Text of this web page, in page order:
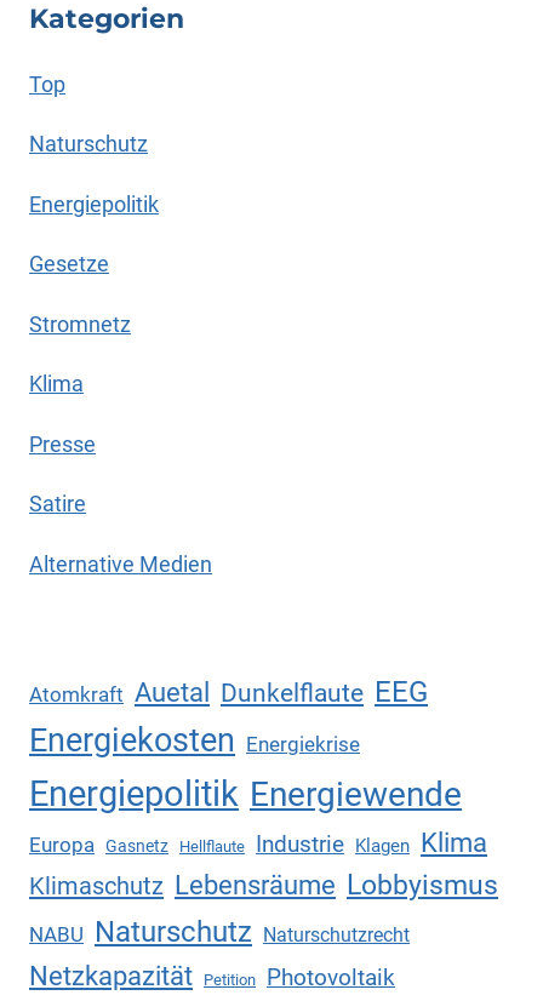
Kategorien
Top
Naturschutz
Energiepolitik
Gesetze
Stromnetz
Klima
Presse
Satire
Alternative Medien
Atomkraft Auetal Dunkelflaute EEG
Energiekosten Energiekrise
Energiepolitik Energiewende
Europa Gasnetz Hellflaute Industrie Klagen Klima
Klimaschutz Lebensräume Lobbyismus
NABU Naturschutz Naturschutzrecht
Netzkapazität Petition Photovoltaik